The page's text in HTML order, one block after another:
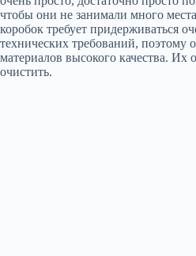
чтобы они не занимали много
коробок требует придерживаться
технических требований, поэтому
материалов высокого качества. Их
очистить.